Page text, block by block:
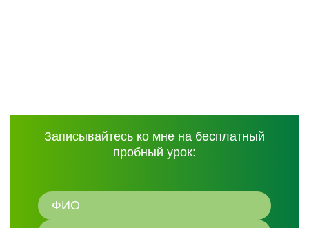
Записывайтесь ко мне на бесплатный
пробный урок: